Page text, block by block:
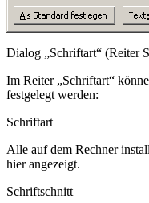
Dialog „Schriftart“ (Reiter
Im Reiter „Schriftart“
festgelegt werden:
Schriftart
Alle auf dem Rechner
hier angezeigt.
Schriftschnitt